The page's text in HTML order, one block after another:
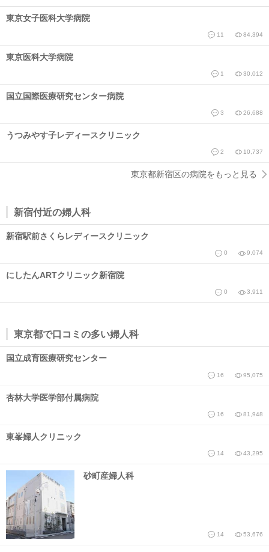
東京女子医科大学病院
11 84,394
東京医科大学病院
1 30,012
国立国際医療研究センター病院
3 26,688
うつみやす子レディースクリニック
2 10,737
東京都新宿区の病院をもっと見る
新宿付近の婦人科
新宿駅前さくらレディースクリニック
0 9,074
にしたんARTクリニック新宿院
0 3,911
東京都で口コミの多い婦人科
国立成育医療研究センター
16 95,075
杏林大学医学部付属病院
16 81,948
東峯婦人クリニック
14 43,295
砂町産婦人科
14 53,676